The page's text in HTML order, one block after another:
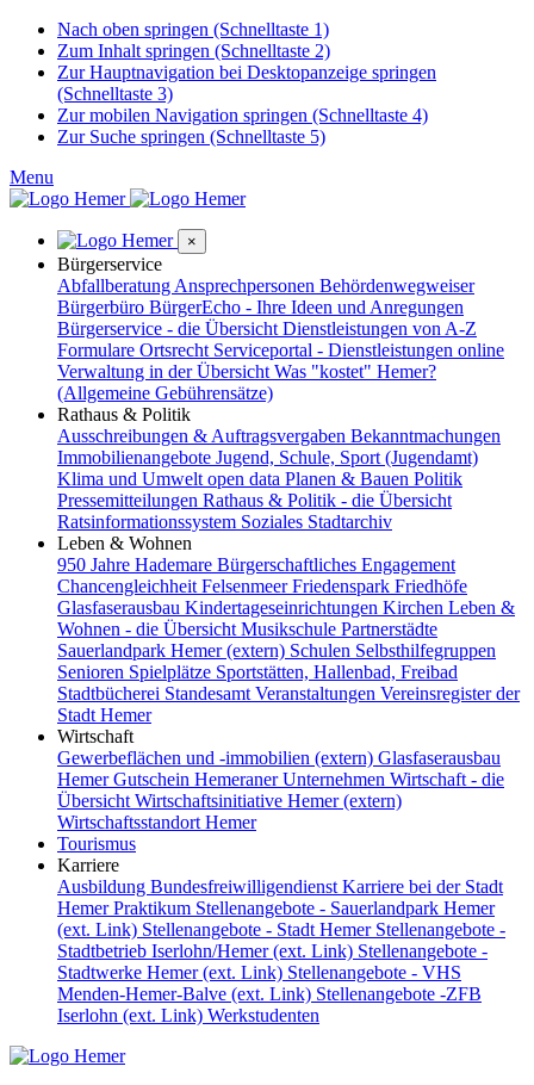
Nach oben springen (Schnelltaste 1)
Zum Inhalt springen (Schnelltaste 2)
Zur Hauptnavigation bei Desktopanzeige springen
(Schnelltaste 3)
Zur mobilen Navigation springen (Schnelltaste 4)
Zur Suche springen (Schnelltaste 5)
Menu
×
Bürgerservice
Abfallberatung Ansprechpersonen Behördenwegweiser
Bürgerbüro BürgerEcho - Ihre Ideen und Anregungen
Bürgerservice - die Übersicht Dienstleistungen von A-Z
Formulare Ortsrecht Serviceportal - Dienstleistungen online
Verwaltung in der Übersicht Was "kostet" Hemer?
(Allgemeine Gebührensätze)
Rathaus & Politik
Ausschreibungen & Auftragsvergaben Bekanntmachungen
Immobilienangebote Jugend, Schule, Sport (Jugendamt)
Klima und Umwelt open data Planen & Bauen Politik
Pressemitteilungen Rathaus & Politik - die Übersicht
Ratsinformationssystem Soziales Stadtarchiv
Leben & Wohnen
950 Jahre Hademare Bürgerschaftliches Engagement
Chancengleichheit FelsenmeerFriedenspark Friedhöfe
Glasfaserausbau Kindertageseinrichtungen Kirchen Leben &
Wohnen - die Übersicht Musikschule Partnerstädte
Sauerlandpark Hemer (extern) Schulen Selbsthilfegruppen
Senioren Spielplätze Sportstätten, Hallenbad, Freibad
Stadtbücherei Standesamt Veranstaltungen Vereinsregister der
Stadt Hemer
Wirtschaft
Gewerbeflächen und -immobilien (extern) Glasfaserausbau
Hemer Gutschein Hemeraner Unternehmen Wirtschaft - die
Übersicht Wirtschaftsinitiative Hemer (extern)
Wirtschaftsstandort Hemer
Tourismus
Karriere
Ausbildung Bundesfreiwilligendienst Karriere bei der Stadt
HemerPraktikum Stellenangebote - Sauerlandpark Hemer
(ext. Link) Stellenangebote - Stadt Hemer Stellenangebote -
Stadtbetrieb Iserlohn/Hemer (ext. Link) Stellenangebote -
Stadtwerke Hemer (ext. Link) Stellenangebote - VHS
Menden-Hemer-Balve (ext. Link) Stellenangebote -ZFB
Iserlohn (ext. Link) Werkstudenten